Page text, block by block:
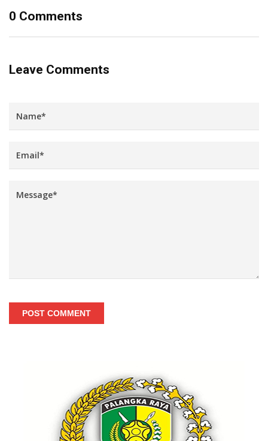
0 Comments
Leave Comments
POST COMMENT